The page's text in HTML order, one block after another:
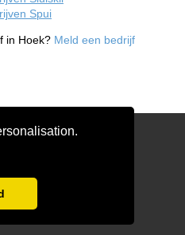
Spui
in Hoek? Meld een bedrijf
Vergelijken